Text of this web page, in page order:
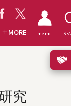
MORE meimo
究